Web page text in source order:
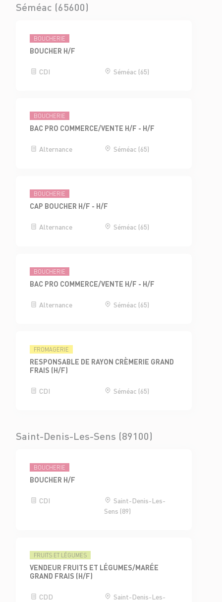
Séméac (65600)
BOUCHERIE
BOUCHER H/F
CDI Séméac (65)
BOUCHERIE
BAC PRO COMMERCE/VENTE H/F - H/F
Alternance Séméac (65)
BOUCHERIE
CAP BOUCHER H/F - H/F
Alternance Séméac (65)
BOUCHERIE
BAC PRO COMMERCE/VENTE H/F - H/F
Alternance Séméac (65)
FROMAGERIE
RESPONSABLE DE RAYON CRÈMERIE GRAND
FRAIS (H/F)
CDI Séméac (65)
Saint-Denis-Les-Sens (89100)
BOUCHERIE
BOUCHER H/F
CDI
Saint-Denis-Les-
Sens (89)
FRUITS ET LÉGUMES
VENDEUR FRUITS ET LÉGUMES/MARÉE
GRAND FRAIS (H/F)
CDD Saint-Denis-Les-